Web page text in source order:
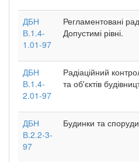
ДБН
В.1.4-
1.01-97
Регламентовані
Допустимі рівні.
ДБН
В.1.4-
2.01-97
Радіаційний
та об'єктів
ДБН
В.2.2-3-
97
Будинки та